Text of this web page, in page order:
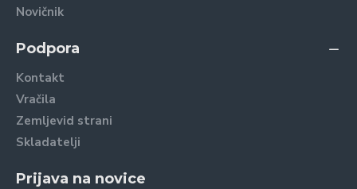
Novičnik
Podpora
Kontakt
Vračila
Zemljevid strani
Skladatelji
Prijava na novice